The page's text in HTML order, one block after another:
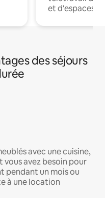
et d'espaces
des séjours
avec une cuisine,
avez besoin pour
pendant un mois ou
à une location